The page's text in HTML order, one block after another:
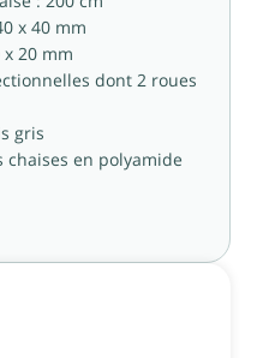
x 40 mm
20 mm
dont 2 roues
gris
chaises en polyamide